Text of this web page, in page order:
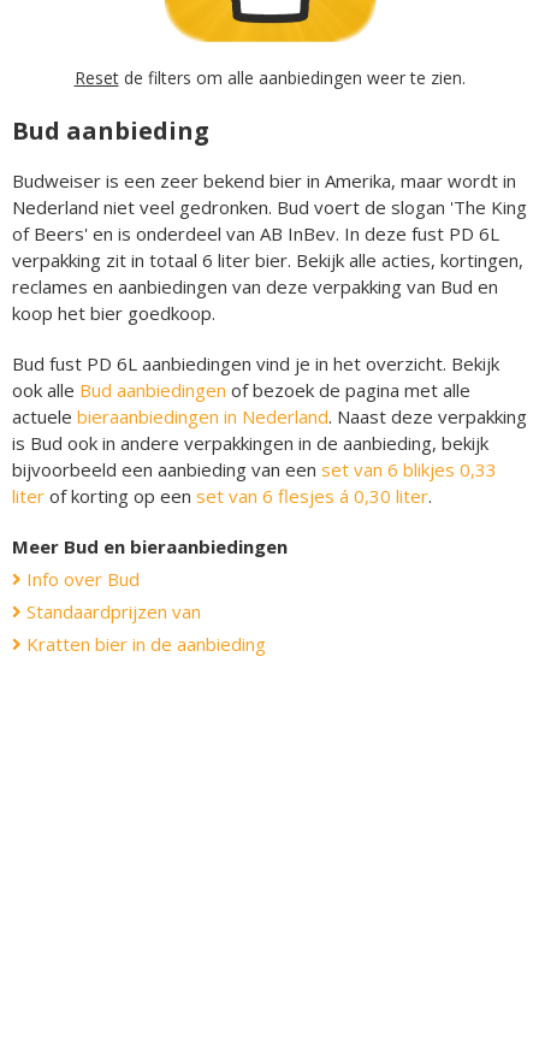
Resetde filters om alle aanbiedingen weer te zien.
Bud aanbieding
Budweiser is een zeer bekend bier in Amerika, maar wordt in
Nederland niet veel gedronken. Bud voert de slogan 'The King
of Beers' en is onderdeel van AB InBev. In deze fust PD 6L
verpakking zit in totaal 6 liter bier. Bekijk alle acties, kortingen,
reclames en aanbiedingen van deze verpakking van Bud en
koop het bier goedkoop.
Bud fust PD 6L aanbiedingen vind je in het overzicht. Bekijk
ook alle Bud aanbiedingen of bezoek de pagina met alle
actuele bieraanbiedingen in Nederland. Naast deze verpakking
is Bud ook in andere verpakkingen in de aanbieding, bekijk
bijvoorbeeld een aanbieding van een set van 6 blikjes 0,33
liter of korting op een set van 6 flesjes á 0,30 liter.
Meer Bud en bieraanbiedingen
Info over Bud
Standaardprijzen van
Kratten bier in de aanbieding